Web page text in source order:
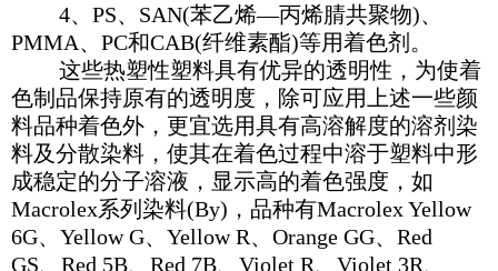
4、PS、SAN(苯乙烯—丙烯腈共聚物)、
PMMA、PC和CAB(纤维素酯)等用着色剂。
这些热塑性塑料具有优异的透明性，为使着
色制品保持原有的透明度，除可应用上述一些颜
料品种着色外，更宜选用具有高溶解度的溶剂染
料及分散染料，使其在着色过程中溶于塑料中形
成稳定的分子溶液，显示高的着色强度，如
Macrolex系列染料(By)，品种有Macrolex Yellow
6G、Yellow G、Yellow R、Orange GG、Red
GS、Red 5B、Red 7B、Violet R、Violet 3R、